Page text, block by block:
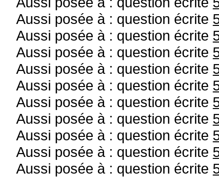
Aussi posée à : question écrite
Aussi posée à : question écrite
Aussi posée à : question écrite
Aussi posée à : question écrite
Aussi posée à : question écrite
Aussi posée à : question écrite
Aussi posée à : question écrite
Aussi posée à : question écrite
Aussi posée à : question écrite
Aussi posée à : question écrite